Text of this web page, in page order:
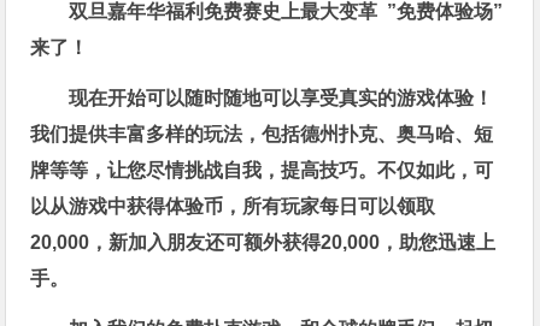
双旦嘉年华福利免费赛史上最大变革 ”免费体验场”
来了！
现在开始可以随时随地可以享受真实的游戏体验！
我们提供丰富多样的玩法，包括德州扑克、奥马哈、短
牌等等，让您尽情挑战自我，提高技巧。不仅如此，可
以从游戏中获得体验币，所有玩家每日可以领取
20,000，新加入朋友还可额外获得20,000，助您迅速上
手。